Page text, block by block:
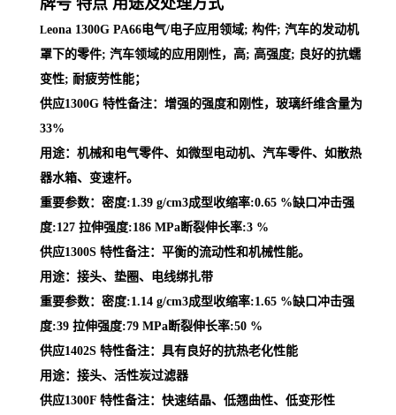
牌号 特点 用途及处理方式
Leona 1300G PA66电气/电子应用领域; 构件; 汽车的发动机
罩下的零件; 汽车领域的应用刚性，高; 高强度; 良好的抗蠕
变性; 耐疲劳性能；
供应1300G 特性备注：增强的强度和刚性，玻璃纤维含量为
33%
用途：机械和电气零件、如微型电动机、汽车零件、如散热
器水箱、变速杆。
重要参数：密度:1.39 g/cm3成型收缩率:0.65 %缺口冲击强
度:127 拉伸强度:186 MPa断裂伸长率:3 %
供应1300S 特性备注：平衡的流动性和机械性能。
用途：接头、垫圈、电线绑扎带
重要参数：密度:1.14 g/cm3成型收缩率:1.65 %缺口冲击强
度:39 拉伸强度:79 MPa断裂伸长率:50 %
供应1402S 特性备注：具有良好的抗热老化性能
用途：接头、活性炭过滤器
供应1300F 特性备注：快速结晶、低翘曲性、低变形性